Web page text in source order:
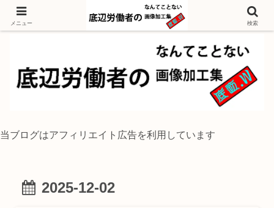
独身底辺おじさんが風景写真をイラスト風に加工するブログ
当ブログはアフィリエイト広告を利用しています
2025-12-02
メニュー 検索